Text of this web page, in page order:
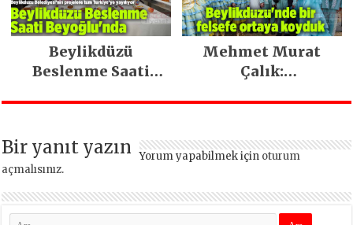
Beylikdüzü
Beslenme Saati
Mehmet Murat
Çalık:
felsefe ortaya
Bir yanıt yazın Yorum yapabilmek için oturum
açmalısınız.